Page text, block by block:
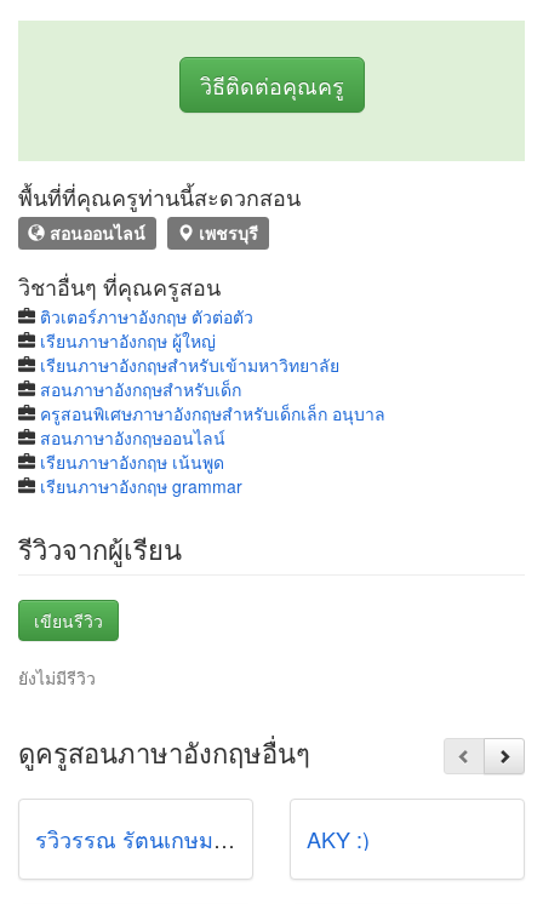
วิธีติดต่อคุณครู
พื้นที่ที่คุณครูท่านนี้สะดวกสอน
สอนออนไลน์ เพชรบุรี
วิชาอื่นๆ ที่คุณครูสอน
ติวเตอร์ภาษาอังกฤษ ตัวต่อตัว
เรียนภาษาอังกฤษ ผู้ใหญ่
เรียนภาษาอังกฤษสำหรับเข้ามหาวิทยาลัย
สอนภาษาอังกฤษสำหรับเด็ก
ครูสอนพิเศษภาษาอังกฤษสำหรับเด็กเล็ก อนุบาล
สอนภาษาอังกฤษออนไลน์
เรียนภาษาอังกฤษ เน้นพูด
เรียนภาษาอังกฤษ grammar
รีวิวจากผู้เรียน
เขียนรีวิว
ยังไม่มีรีวิว
ดูครูสอนภาษาอังกฤษอื่นๆ
รวิวรรณ รัตนเกษมศานต์ (น้ำหวาน) AKY :)